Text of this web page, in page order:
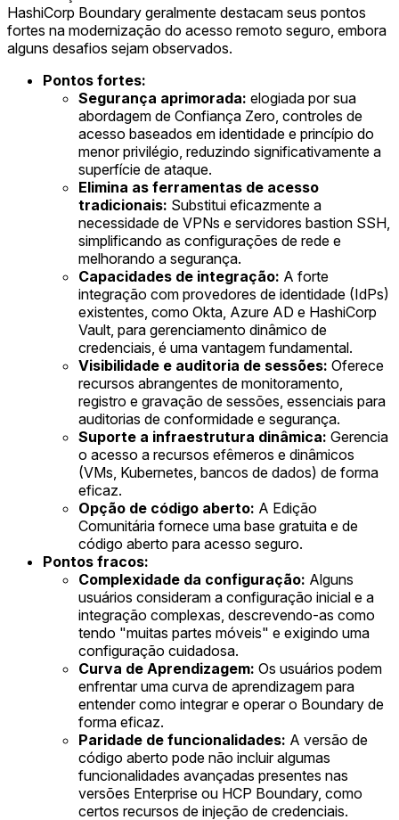
HashiCorp Boundary geralmente destacam seus pontos
fortes na modernização do acesso remoto seguro, embora
alguns desafios sejam observados.
Pontos fortes:
Segurança aprimorada: elogiada por sua
abordagem de Confiança Zero, controles de
acesso baseados em identidade e princípio do
menor privilégio, reduzindo significativamente a
superfície de ataque.
Elimina as ferramentas de acesso
tradicionais: Substitui eficazmente a
necessidade de VPNs e servidores bastion SSH,
simplificando as configurações de rede e
melhorando a segurança.
Capacidades de integração: A forte
integração com provedores de identidade (IdPs)
existentes, como Okta, Azure AD e HashiCorp
Vault, para gerenciamento dinâmico de
credenciais, é uma vantagem fundamental.
Visibilidade e auditoria de sessões: Oferece
recursos abrangentes de monitoramento,
registro e gravação de sessões, essenciais para
auditorias de conformidade e segurança.
Suporte a infraestrutura dinâmica: Gerencia
o acesso a recursos efêmeros e dinâmicos
(VMs, Kubernetes, bancos de dados) de forma
eficaz.
Opção de código aberto: A Edição
Comunitária fornece uma base gratuita e de
código aberto para acesso seguro.
Pontos fracos:
Complexidade da configuração: Alguns
usuários consideram a configuração inicial e a
integração complexas, descrevendo-as como
tendo "muitas partes móveis" e exigindo uma
configuração cuidadosa.
Curva de Aprendizagem: Os usuários podem
enfrentar uma curva de aprendizagem para
entender como integrar e operar o Boundary de
forma eficaz.
Paridade de funcionalidades: A versão de
código aberto pode não incluir algumas
funcionalidades avançadas presentes nas
versões Enterprise ou HCP Boundary, como
certos recursos de injeção de credenciais.